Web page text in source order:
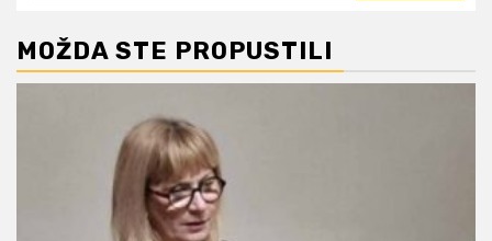
MOŽDA STE PROPUSTILI